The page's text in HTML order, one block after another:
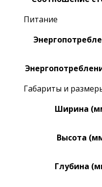
Питание
Габариты и
Ширина
Высота
Глубина